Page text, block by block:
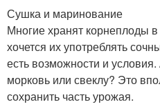
Сушка и маринование
Многие хранят корнеплоды
хочется их употреблять
есть возможности и
морковь или свеклу? Это
сохранить часть урожая.